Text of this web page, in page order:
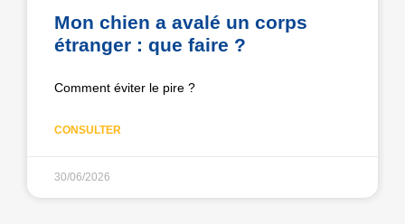
Mon chien a avalé un corps
étranger : que faire ?
Comment éviter le pire ?
CONSULTER
30/06/2026